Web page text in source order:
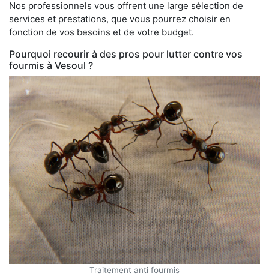
Nos professionnels vous offrent une large sélection de
services et prestations, que vous pourrez choisir en
fonction de vos besoins et de votre budget.
Pourquoi recourir à des pros pour lutter contre vos
fourmis à Vesoul ?
Traitement anti fourmis